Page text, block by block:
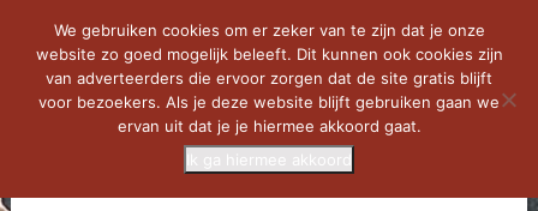
We gebruiken cookies om er zeker van te zijn dat je onze
website zo goed mogelijk beleeft. Dit kunnen ook cookies zijn
van adverteerders die ervoor zorgen dat de site gratis blijft
voor bezoekers. Als je deze website blijft gebruiken gaan we
ervan uit dat je je hiermee akkoord gaat.
Ik ga hiermee akkoord